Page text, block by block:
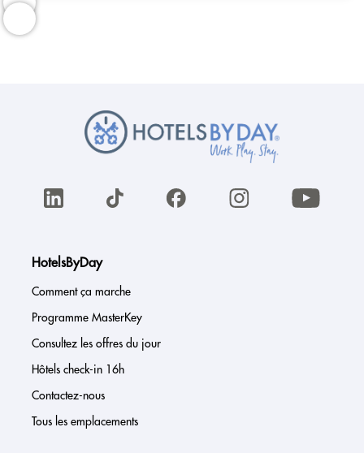
HotelsByDay
Comment ça marche
Programme MasterKey
Consultez les offres du jour
Hôtels check-in 16h
Contactez-nous
Tous les emplacements